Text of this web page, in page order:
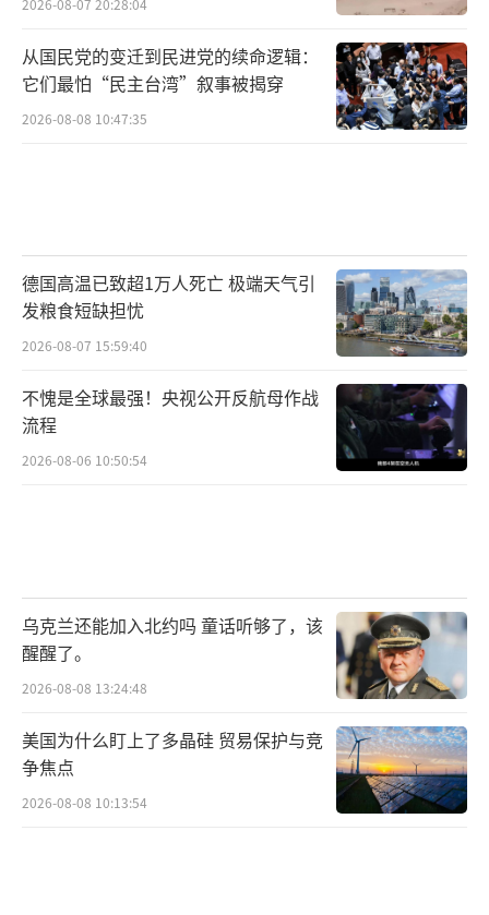
从国民党的变迁到民进党的续命逻辑：
它们最怕“民主台湾”叙事被揭穿
2026-08-08 10:47:35
德国高温已致超1万人死亡 极端天气引
发粮食短缺担忧
2026-08-07 15:59:40
不愧是全球最强！央视公开反航母作战
流程
2026-08-06 10:50:54
乌克兰还能加入北约吗 童话听够了，该
醒醒了。
2026-08-08 13:24:48
美国为什么盯上了多晶硅 贸易保护与竞
争焦点
2026-08-08 10:13:54